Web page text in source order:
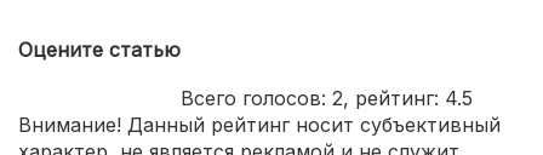
Оцените статью
Всего голосов: 2, рейтинг: 4.5
Внимание! Данный рейтинг носит субъективный